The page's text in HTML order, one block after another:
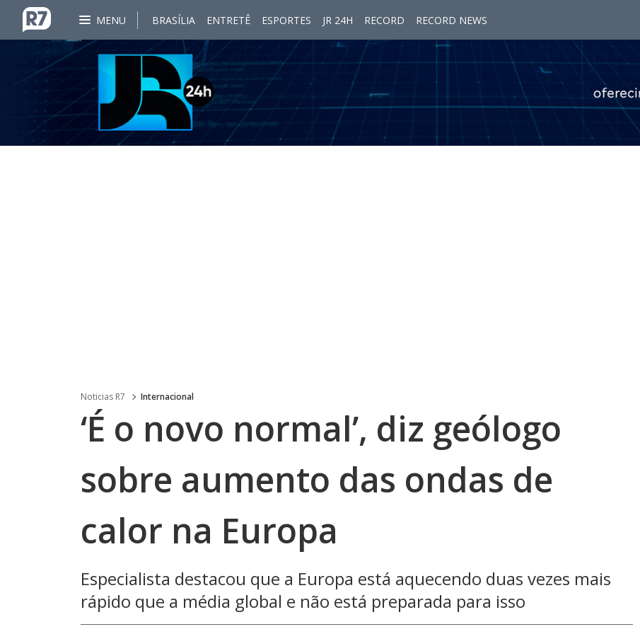
MENU BRASÍLIA ENTRETÊ ESPORTES JR 24H RECORD RECORD NEWS
Noticias R7 Internacional
‘É o novo normal’, diz geólogo
sobre aumento das ondas de
calor na Europa
Especialista destacou que a Europa está aquecendo duas vezes mais
rápido que a média global e não está preparada para isso